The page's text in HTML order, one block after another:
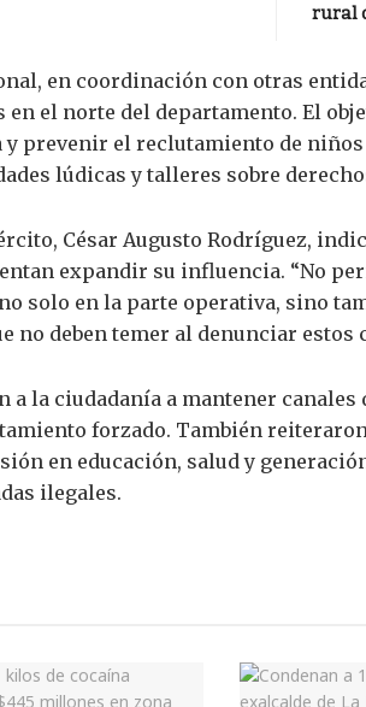
rural
en coordinación con otras
el norte del departamento. El
prevenir el reclutamiento de
lúdicas y talleres sobre
César Augusto Rodríguez,
expandir su influencia. “No
solo en la parte operativa, sino
no deben temer al denunciar estos
la ciudadanía a mantener canales
forzado. También
en educación, salud y
ilegales.